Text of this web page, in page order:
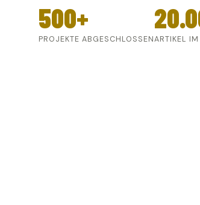
500+
PROJEKTE ABGESCHLOSSENARTIKEL